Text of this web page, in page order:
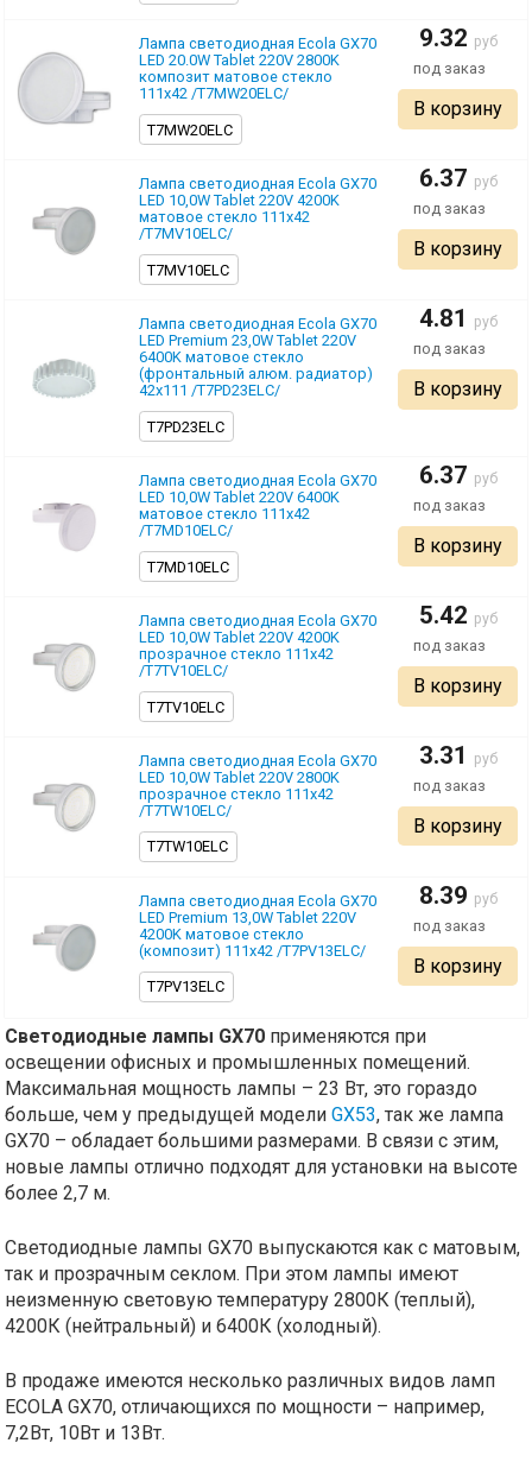
Светодиодные лампы GX70 применяются при
освещении офисных и промышленных помещений.
Максимальная мощность лампы – 23 Вт, это гораздо
больше, чем у предыдущей модели GX53, так же лампа
GX70 – обладает большими размерами. В связи с этим,
новые лампы отлично подходят для установки на высоте
более 2,7 м.
Светодиодные лампы GX70 выпускаются как с матовым,
так и прозрачным секлом. При этом лампы имеют
неизменную световую температуру 2800К (теплый),
4200К (нейтральный) и 6400К (холодный).
В продаже имеются несколько различных видов ламп
ECOLA GX70, отличающихся по мощности – например,
7,2Вт, 10Вт и 13Вт.
Лампа светодиодная Ecola GX70
LED 20.0W Tablet 220V 2800K
композит матовое стекло
111х42 /T7MW20ELC/
T7MW20ELC
9.32 pуб
В корзину
Лампа светодиодная Ecola GX70
LED 10,0W Tablet 220V 4200K
матовое стекло 111х42
/T7MV10ELC/
T7MV10ELC
6.37 pуб
В корзину
Лампа светодиодная Ecola GX70
LED Premium 23,0W Tablet 220V
6400K матовое стекло
(фронтальный алюм. радиатор)
42x111 /T7PD23ELC/
T7PD23ELC
4.81 pуб
В корзину
Лампа светодиодная Ecola GX70
LED 10,0W Tablet 220V 6400K
матовое стекло 111х42
/T7MD10ELC/
T7MD10ELC
6.37 pуб
В корзину
Лампа светодиодная Ecola GX70
LED 10,0W Tablet 220V 4200K
прозрачное стекло 111х42
/T7TV10ELC/
T7TV10ELC
5.42 pуб
В корзину
Лампа светодиодная Ecola GX70
LED 10,0W Tablet 220V 2800K
прозрачное стекло 111х42
/T7TW10ELC/
T7TW10ELC
3.31 pуб
В корзину
Лампа светодиодная Ecola GX70
LED Premium 13,0W Tablet 220V
4200K матовое стекло
(композит) 111х42 /T7PV13ELC/
T7PV13ELC
8.39 pуб
В корзину